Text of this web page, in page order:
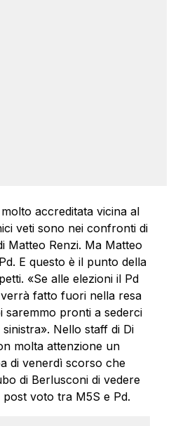
accreditata vicina al
veti sono nei confronti di
Matteo Renzi. Ma Matteo
E questo è il punto della
«Se alle elezioni il Pd
fatto fuori nella resa
saremmo pronti a sederci
Nello staff di Di
molta attenzione un
di venerdì scorso che
di Berlusconi di vedere
post voto tra M5S e Pd.